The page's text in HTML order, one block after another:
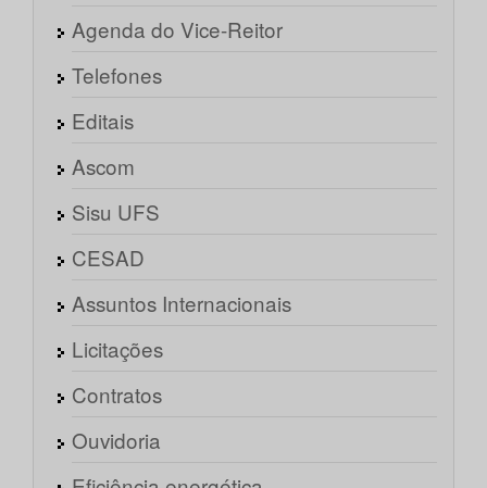
Agenda do Vice-Reitor
Telefones
Editais
Ascom
Sisu UFS
CESAD
Assuntos Internacionais
Licitações
Contratos
Ouvidoria